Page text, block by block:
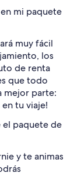
mi paquete
muy fácil
los
de renta
que todo
mejor parte:
tu viaje!
el paquete de
y te animas